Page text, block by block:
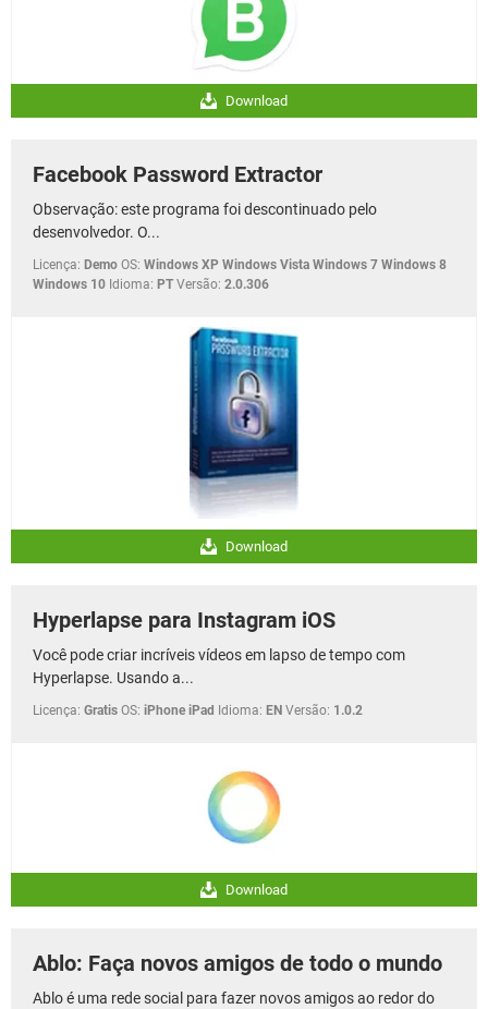
Download
Facebook Password Extractor
Observação: este programa foi descontinuado pelo
desenvolvedor. O...
Licença: Demo OS: Windows XP Windows Vista Windows 7 Windows 8
Windows 10 Idioma: PT Versão: 2.0.306
Download
Hyperlapse para Instagram iOS
Você pode criar incríveis vídeos em lapso de tempo com
Hyperlapse. Usando a...
Licença: Gratis OS: iPhone iPad Idioma: EN Versão: 1.0.2
Download
Ablo: Faça novos amigos de todo o mundo
Ablo é uma rede social para fazer novos amigos ao redor do